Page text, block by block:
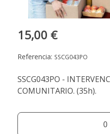
15,00 €
Referencia: SSCG043PO
SSCG043PO -
COMUNITARIO. (35h).